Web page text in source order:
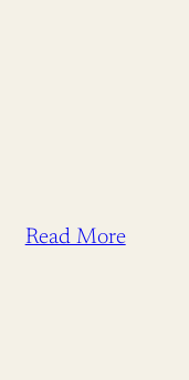
Read More